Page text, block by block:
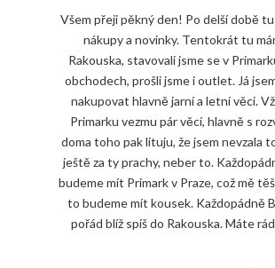
Všem přeji pěkný den! Po delší době tu
nákupy a novinky. Tentokrát tu
Rakouska, stavovali jsme se v
obchodech, prošli jsme i outlet. Já
nakupovat hlavně jarní a letní věci.
Primarku vezmu pár věcí, hlavně s
doma toho pak lituju, že jsem nevzala
ještě za ty prachy, neber to.
budeme mít Primark v Praze, což mě
to budeme mít kousek. Každopádně
pořád blíž spíš do Rakouska. Máte